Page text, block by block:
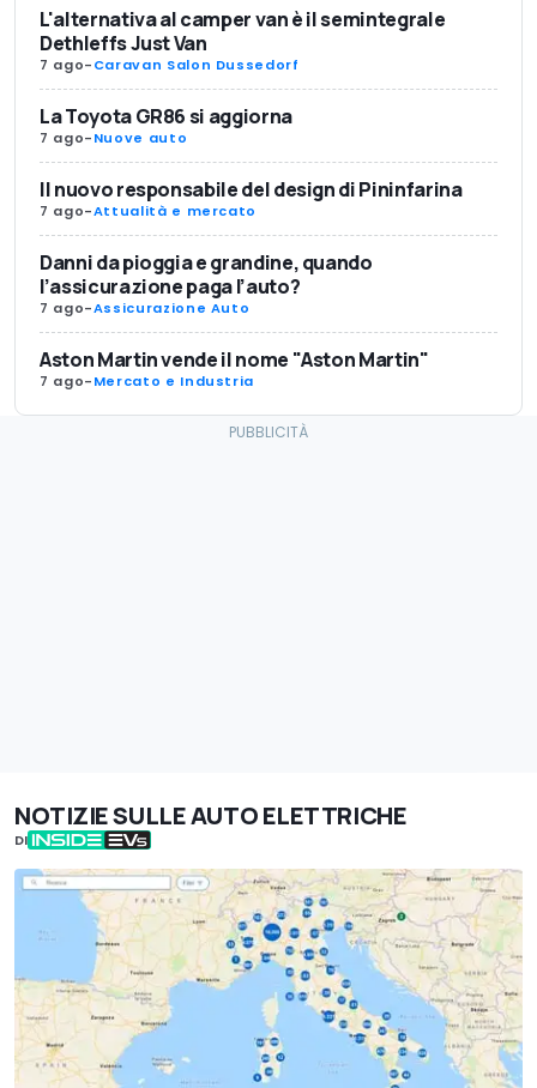
L'alternativa al camper van è il semintegrale
Dethleffs Just Van
7 ago-Caravan Salon Dussedorf
La Toyota GR86 si aggiorna
7 ago-Nuove auto
Il nuovo responsabile del design di Pininfarina
7 ago-Attualità e mercato
Danni da pioggia e grandine, quando
l’assicurazione paga l’auto?
7 ago-Assicurazione Auto
Aston Martin vende il nome "Aston Martin"
7 ago-Mercato e Industria
NOTIZIE SULLE AUTO ELETTRICHE
DI